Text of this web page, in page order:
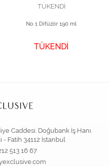
TÜKENDİ
No 1 Difüzör 190 ml
TÜKENDİ
Caddesi. Doğubank İş Hanı.
Fatih 34112 İstanbul
513 16 67